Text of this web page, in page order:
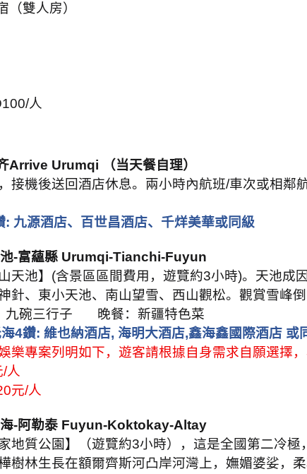
（雙人房）
人
Arrive Urumqi
（当天餐自理）
接機後送回酒店休息。兩小時內航班/車次或相鄰
: 九源酒店、百世昌酒店、千烊美華或同級
-富蘊縣 Urumqi-Tianchi-Fuyun
天池】 (含景區區間費用，遊覽約3小時)。天池成
針、東小天池、南山望雪、西山觀松。觀賞雪峰
九碗三行子
晚餐：新疆特色菜
4鑽: 維也納酒店, 海明大酒店,鑫海鑫國際酒店 或
樂專案列明如下，遊客請根據自身需求自願選擇，
/人
元/人
-阿勒泰 Fuyun-Koktokay-Altay
地質公園】（遊覽約3小時），這是全國第二冷極
樹林生長在額爾齊斯河凸岸河灣上，嫵媚婆娑